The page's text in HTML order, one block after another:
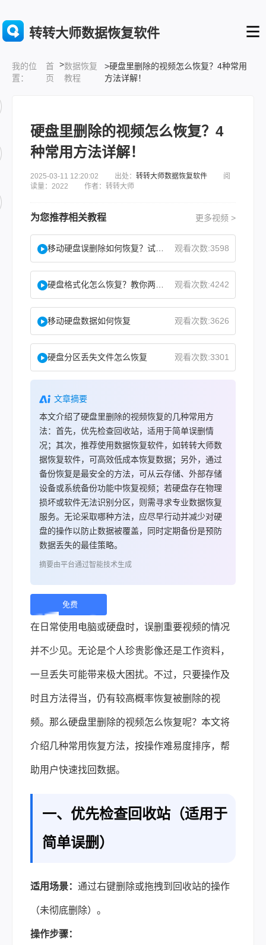
转转大师数据恢复软件
我的位
置：
首
页
>数据恢复
教程
>硬盘里删除的视频怎么恢复？4种常用
方法详解！
硬盘里删除的视频怎么恢复？4
种常用方法详解！
2025-03-11 12:20:02 出处： 转转大师数据恢复软件 阅
读量：2022 作者：转转大师
为您推荐相关教程 更多视频 >
观看次数:3598
观看次数:4242
移动硬盘数据如何恢复 观看次数:3626
硬盘分区丢失文件怎么恢复 观看次数:3301
文章摘要
本文介绍了硬盘里删除的视频恢复的几种常用方
法：首先，优先检查回收站，适用于简单误删情
况；其次，推荐使用数据恢复软件，如转转大师数
据恢复软件，可高效低成本恢复数据；另外，通过
备份恢复是最安全的方法，可从云存储、外部存储
设备或系统备份功能中恢复视频；若硬盘存在物理
损坏或软件无法识别分区，则需寻求专业数据恢复
服务。无论采取哪种方法，应尽早行动并减少对硬
盘的操作以防止数据被覆盖，同时定期备份是预防
数据丢失的最佳策略。
摘要由平台通过智能技术生成
免费
下
载 |
在日常使用电脑或硬盘时，误删重要视频的情况
并不少见。无论是个人珍贵影像还是工作资料，
一旦丢失可能带来极大困扰。不过，只要操作及
时且方法得当，仍有较高概率恢复被删除的视
频。那么硬盘里删除的视频怎么恢复呢？本文将
介绍几种常用恢复方法，按操作难易度排序，帮
助用户快速找回数据。
一、优先检查回收站（适用于
简单误删）
适用场景： 通过右键删除或拖拽到回收站的操作
（未彻底删除）。
操作步骤：